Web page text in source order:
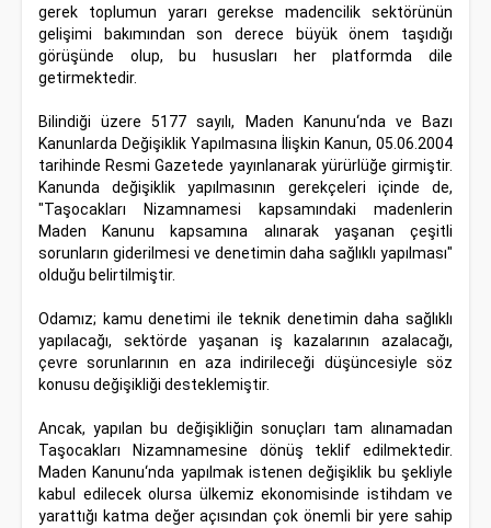
gerek toplumun yararı gerekse madencilik sektörünün
gelişimi bakımından son derece büyük önem taşıdığı
görüşünde olup, bu hususları her platformda dile
getirmektedir.
Bilindiği üzere 5177 sayılı, Maden Kanunu‘nda ve Bazı
Kanunlarda Değişiklik Yapılmasına İlişkin Kanun, 05.06.2004
tarihinde Resmi Gazetede yayınlanarak yürürlüğe girmiştir.
Kanunda değişiklik yapılmasının gerekçeleri içinde de,
"Taşocakları Nizamnamesi kapsamındaki madenlerin
Maden Kanunu kapsamına alınarak yaşanan çeşitli
sorunların giderilmesi ve denetimin daha sağlıklı yapılması"
olduğu belirtilmiştir.
Odamız; kamu denetimi ile teknik denetimin daha sağlıklı
yapılacağı, sektörde yaşanan iş kazalarının azalacağı,
çevre sorunlarının en aza indirileceği düşüncesiyle söz
konusu değişikliği desteklemiştir.
Ancak, yapılan bu değişikliğin sonuçları tam alınamadan
Taşocakları Nizamnamesine dönüş teklif edilmektedir.
Maden Kanunu‘nda yapılmak istenen değişiklik bu şekliyle
kabul edilecek olursa ülkemiz ekonomisinde istihdam ve
yarattığı katma değer açısından çok önemli bir yere sahip